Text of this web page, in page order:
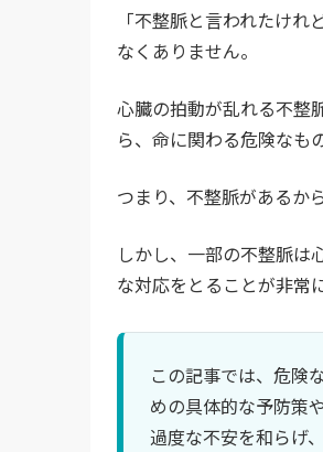
「不整脈と言われたけ
なくありません。
心臓の拍動が乱れる不整
ら、命に関わる危険なも
つまり、不整脈があるか
しかし、一部の不整脈は
な対応をとることが非常
この記事では、危険
めの具体的な予防策
過度な不安を和らげ